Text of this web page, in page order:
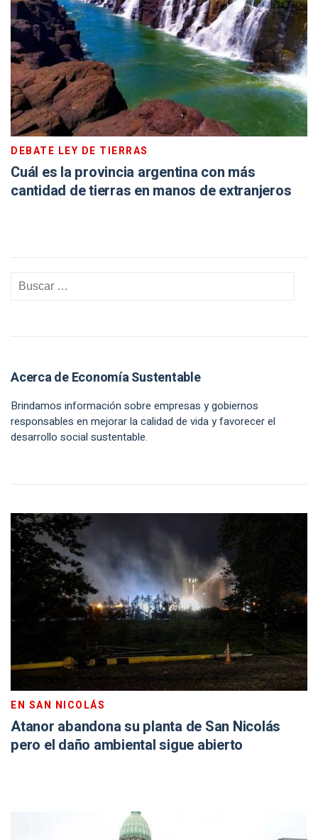
DEBATE LEY DE TIERRAS
Cuál es la provincia argentina con más
cantidad de tierras en manos de extranjeros
Acerca de Economía Sustentable
Brindamos información sobre empresas y gobiernos
responsables en mejorar la calidad de vida y favorecer el
desarrollo social sustentable.
EN SAN NICOLÁS
Atanor abandona su planta de San Nicolás
pero el daño ambiental sigue abierto